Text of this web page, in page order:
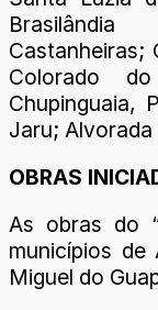
Brasilândia
Castanheiras;
Colorado
Chupinguaia,
Jaru;
OBRAS
As obras do
municípios de
Miguel do